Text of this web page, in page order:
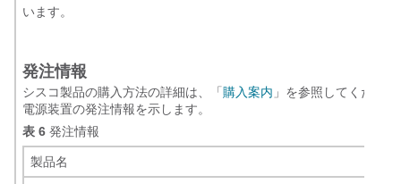
います。
発注情報
シスコ製品の購入方法の詳細は、「 購入案内 」を参照してくださ
電源装置の発注情報を示します。
表 6 発注情報
製品名